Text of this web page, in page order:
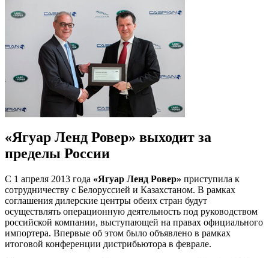
«Ягуар Ленд Ровер» выходит за
пределы России
С 1 апреля 2013 года «Ягуар Ленд Ровер» приступила к
сотрудничеству с Белоруссией и Казахстаном. В рамках
соглашения дилерские центры обеих стран будут
осуществлять операционную деятельность под руководством
российской компании, выступающей на правах официального
импортера. Впервые об этом было объявлено в рамках
итоговой конференции дистрибьютора в феврале.